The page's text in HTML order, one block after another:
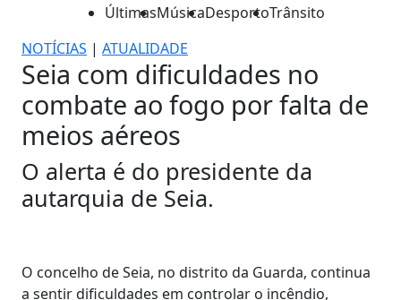
ÚltimasMúsicaDesportoTrânsito
NOTÍCIAS | ATUALIDADE
Seia com dificuldades no
combate ao fogo por falta de
meios aéreos
O alerta é do presidente da
autarquia de Seia.
O concelho de Seia, no distrito da Guarda, continua
a sentir dificuldades em controlar o incêndio,